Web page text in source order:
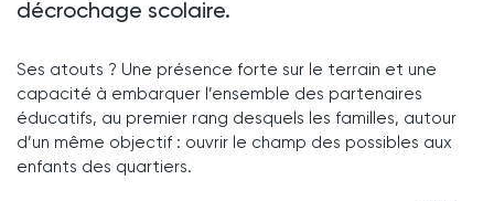
décrochage scolaire.
Ses atouts ? Une présence forte sur le terrain et une
capacité à embarquer l’ensemble des partenaires
éducatifs, au premier rang desquels les familles, autour
d’un même objectif : ouvrir le champ des possibles aux
enfants des quartiers.